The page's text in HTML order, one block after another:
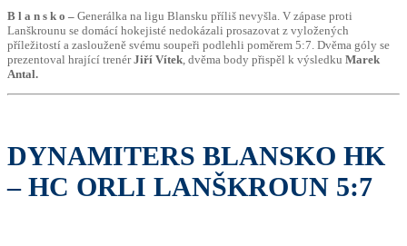
B l a n s k o – Generálka na ligu Blansku příliš nevyšla. V zápase proti
Lanškrounu se domácí hokejisté nedokázali prosazovat z vyložených
příležitostí a zaslouženě svému soupeři podlehli poměrem 5:7. Dvěma góly se
prezentoval hrající trenérJiří Vítek , dvěma body přispěl k výsledku Marek
Antal.
DYNAMITERS BLANSKO HK
– HC ORLI LANŠKROUN 5:7